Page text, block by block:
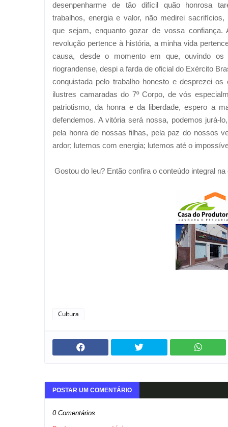
desenpenharme de tão difícil quão honrosa
trabalhos, energia e valor, não medirei
que sejam, enquanto gozar de vossa confiança.
revolução pertence à história, a minha vida
causa, desde o momento em que, ouvindo os
riograndense, despi a farda de oficial do Exército
conquistada pelo trabalho honesto e desprezei
ilustres camaradas do 7º Corpo, de vós
patriotismo, da honra e da liberdade, espero a
defendemos. A vitória será nossa, podemos jurá-
pela honra de nossas filhas, pela paz do nossos
ardor; lutemos com energia; lutemos até o
Gostou do leu? Então confira o conteúdo integral
Cultura
POSTAR UM COMENTÁRIO
0 Comentários